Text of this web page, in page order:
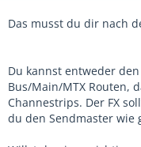
Das musst du dir nach
Du kannst entweder
Bus/Main/MTX Routen,
Channestrips. Der FX
du den Sendmaster wie